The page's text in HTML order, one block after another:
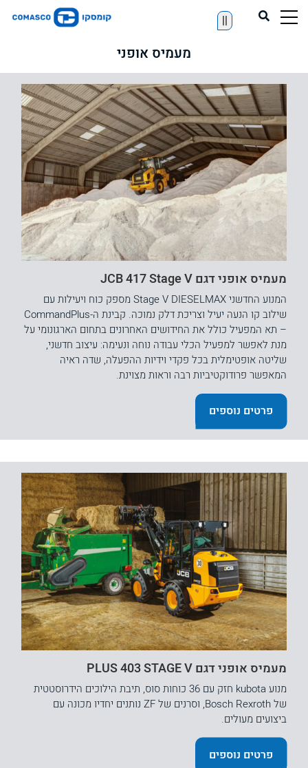
||
מעמיס אופני
מעמיס אופני דגם JCB 417 Stage V
המנוע החדשני Stage V DIESELMAX מספק כוח ויעילות עם
שילוב קו הנעה יעיל וצריכת דלק נמוכה. קבינת ה-CommandPlus
– תא המפעיל כולל את החידושים האחרונים בתחום הארגונומי על
מנת לאפשר למפעיל הכלי עבודה נוחה ונעימה: עיצוב חדשני,
שליטה אופטימלית בכל פקדי וידיות ההפעלה, שדה ראיה
המאפשר פרודוקטיביות רבה וראות מצוינת.
פרטים נוספים
מעמיס אופני דגם PLUS 403 STAGE V
מנוע kubota חזק עם 36 כוחות סוס, תיבת הילוכים הידרוסטטית
של Bosch Rexroth, וסרנים של ZF נותנים יחדיו מכונה עם
ביצועים מעולים.
פרטים נוספים